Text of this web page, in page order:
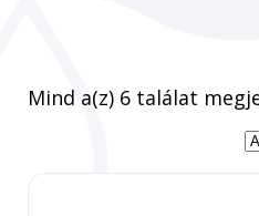
Mind a(z) 6 találat